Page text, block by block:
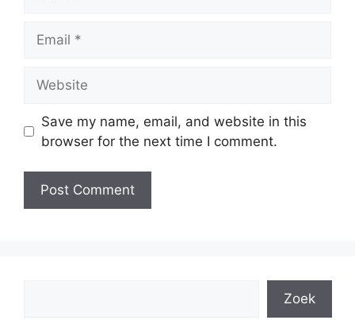
Save my name, email, and website in this
browser for the next time I comment.
Zoek